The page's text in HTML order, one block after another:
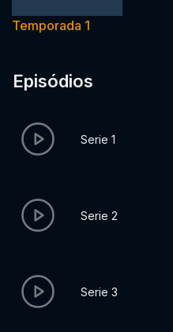
Temporada 1
Episódios
Serie 1
Serie 2
Serie 3